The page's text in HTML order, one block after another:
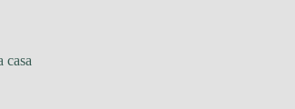
casa